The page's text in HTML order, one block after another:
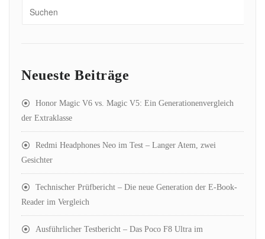
Neueste Beiträge
Honor Magic V6 vs. Magic V5: Ein Generationenvergleich
der Extraklasse
Redmi Headphones Neo im Test – Langer Atem, zwei
Gesichter
Technischer Prüfbericht – Die neue Generation der E-Book-
Reader im Vergleich
Ausführlicher Testbericht – Das Poco F8 Ultra im